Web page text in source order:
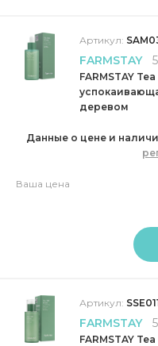
Артикул:
FARMSTAY
FARMSTAY
деревом
Данные о цене и
Ваша цена
Артикул:
FARMSTAY
FARMSTAY